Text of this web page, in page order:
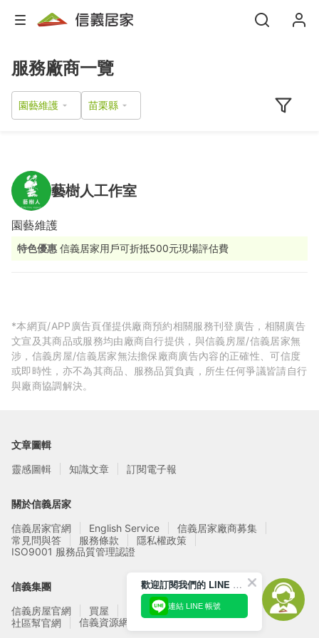
服務廠商一覽
園藝維護
藝樹人工作室
園藝維護
特色優惠 信義居家用戶可折抵500元現場評估費
*本網頁/APP廣告頁僅提供廠商預約相關服務刊登廣告，相關廣告
文宣及其商品或服務均由廠商自行提供，與信義房屋/信義居家無
涉，信義房屋/信義居家無法擔保廠商廣告內容的正確性、可信度
或即時性，亦不為其商品、服務品質負責，所生任何爭議皆請自行
與廠商協調解決。
文章圖輯
靈感圖輯
知識文章 訂閱電子報
關於信義居家
信義居家官網
English Service
信義居家廠商募集
常見問與答
服務條款
隱私權政策
ISO9001 服務品質管理認證
信義集團
信義房屋官網
買屋 租屋
實價登錄
社區幫官網
信義資源網站
歡迎訂閱我們的 LINE 官方帳號
連結 LINE 帳號